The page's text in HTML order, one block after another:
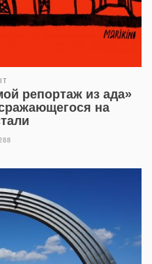
репортаж из ада»
на